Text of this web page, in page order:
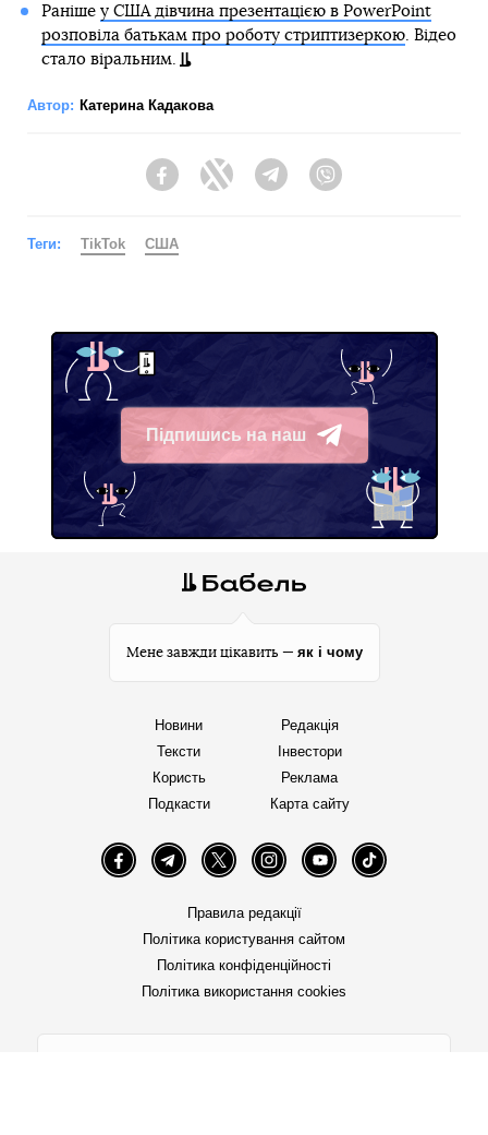
Раніше у США дівчина презентацією в PowerPoint
розповіла батькам про роботу стриптизеркою. Відео
стало віральним.
Автор: Катерина Кадакова
FacebookTwitter Telegram
Теги: TikTok США
Підпишись на наш
Telegram
Мене завжди цікавить — як і чому
Новини
Тексти
Користь
Подкасти
Редакція
Інвестори
Реклама
Карта сайту
FacebookTelegramTwitter InstagramYouTube TikTok
Правила редакції
Політика користування сайтом
Політика конфіденційності
Політика використання cookies